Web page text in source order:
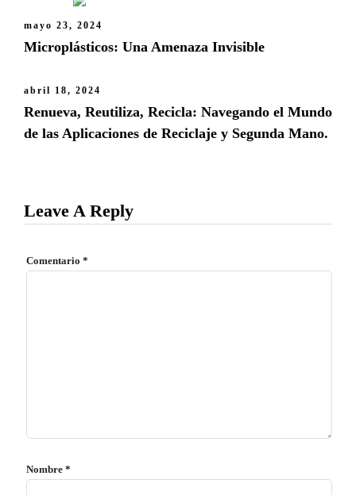
mayo 23, 2024
Microplásticos: Una Amenaza Invisible
abril 18, 2024
Renueva, Reutiliza, Recicla: Navegando el Mundo
de las Aplicaciones de Reciclaje y Segunda Mano.
Leave A Reply
Comentario *
Nombre *